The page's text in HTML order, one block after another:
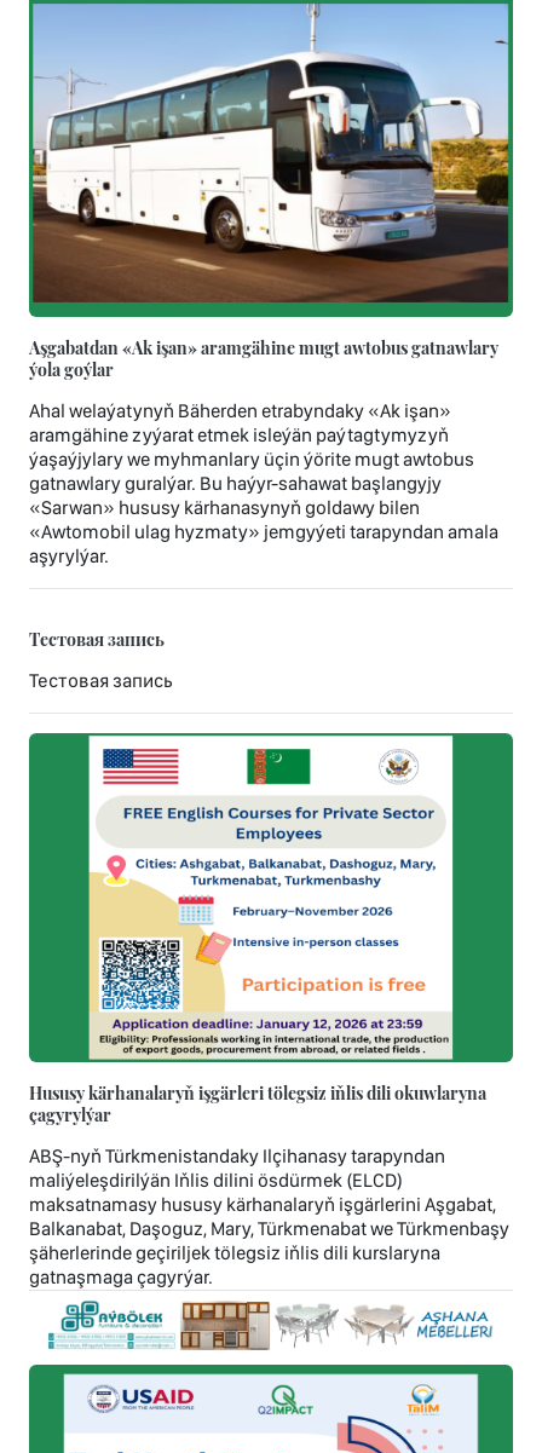
Aşgabatdan «Ak işan» aramgähine mugt awtobus gatnawlary
ýola goýlar
Ahal welaýatynyň Bäherden etrabyndaky «Ak işan»
aramgähine zyýarat etmek isleýän paýtagtymyzyň
ýaşaýjylary we myhmanlary üçin ýörite mugt awtobus
gatnawlary guralýar. Bu haýyr-sahawat başlangyjy
«Sarwan» hususy kärhanasynyň goldawy bilen
«Awtomobil ulag hyzmaty» jemgyýeti tarapyndan amala
aşyrylýar.
Тестовая запись
Тестовая запись
Hususy kärhanalaryň işgärleri tölegsiz iňlis dili okuwlaryna
çagyrylýar
ABŞ-nyň Türkmenistandaky Ilçihanasy tarapyndan
maliýeleşdirilýän Iňlis dilini ösdürmek (ELCD)
maksatnamasy hususy kärhanalaryň işgärlerini Aşgabat,
Balkanabat, Daşoguz, Mary, Türkmenabat we Türkmenbaşy
şäherlerinde geçiriljek tölegsiz iňlis dili kurslaryna
gatnaşmaga çagyrýar.